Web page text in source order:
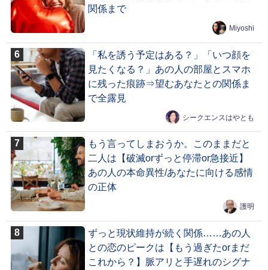
関係まで
Miyoshi
「私を誘う予定はある？」「いつ顔を
見たくなる？」あの人の部屋とスマホ
に残った痕跡⇒望むあなたとの関係ま
で全露見
シークエンスはやとも
もう言ってしまおうか。このままだと
二人は【破滅orずっと停滞or急接近】
あの人の本命異性/あなたに向ける感情
の正体
護明
ずっと現状維持が続く関係……あの人
との恋のピークは【もう過ぎたorまだ
これから？】脈アリと手遅れのシグナ